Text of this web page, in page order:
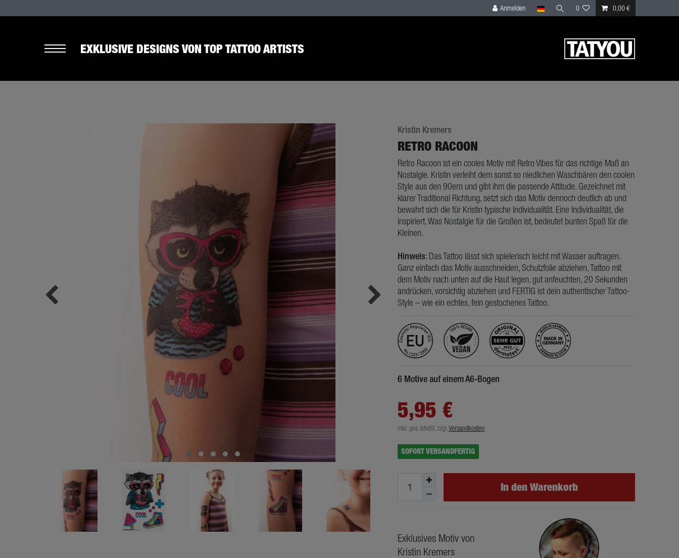
Anmelden 0 0,00 €
EXKLUSIVE DESIGNS VON TOP TATTOO ARTISTS
Kristin Kremers
RETRO RACOON
Retro Racoon ist ein cooles Motiv mit Retro Vibes für das richtige Maß an
Nostalgie. Kristin verleiht dem sonst so niedlichen Waschbären den coolen
Style aus den 90ern und gibt ihm die passende Attitude. Gezeichnet mit
klarer Traditional Richtung, setzt sich das Motiv dennoch deutlich ab und
bewahrt sich die für Kristin typische Individualität. Eine Individualität, die
inspiriert. Was Nostalgie für die Großen ist, bedeutet bunten Spaß für die
Kleinen.
Hinweis: Das Tattoo lässt sich spielerisch leicht mit Wasser auftragen.
Ganz einfach das Motiv ausschneiden, Schutzfolie abziehen, Tattoo mit
dem Motiv nach unten auf die Haut legen, gut anfeuchten, 20 Sekunden
andrücken, vorsichtig abziehen und FERTIG ist dein authentischer Tattoo-
Style – wie ein echtes, fein gestochenes Tattoo.
6 Motive auf einem A6-Bogen
5,95 €
inkl. ges. MwSt.zzgl.Versandkosten
SOFORT VERSANDFERTIG
In den Warenkorb
Exklusives Motiv von
Kristin Kremers